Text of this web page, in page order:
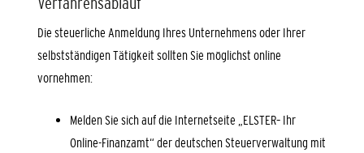
Die steuerliche Anmeldung Ihres Unternehmens oder Ihrer
selbstständigen Tätigkeit sollten Sie möglichst online
vornehmen:
Melden Sie sich auf die Internetseite „ELSTER– Ihr
Online-Finanzamt“ der deutschen Steuerverwaltung mit